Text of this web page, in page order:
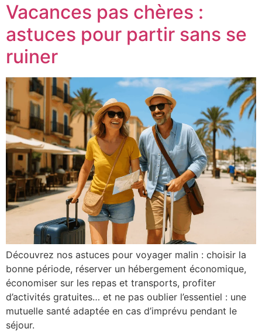
Vacances pas chères :
astuces pour partir sans se
ruiner
Découvrez nos astuces pour voyager malin : choisir la
bonne période, réserver un hébergement économique,
économiser sur les repas et transports, profiter
d’activités gratuites… et ne pas oublier l’essentiel : une
mutuelle santé adaptée en cas d’imprévu pendant le
séjour.